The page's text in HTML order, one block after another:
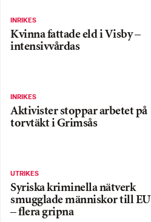
INRIKES
Kvinna fattade eld i Visby –
intensivvårdas
INRIKES
Aktivister stoppar arbetet på
torvtäkt i Grimsås
UTRIKES
Syriska kriminella nätverk
smugglade människor till EU
– flera gripna